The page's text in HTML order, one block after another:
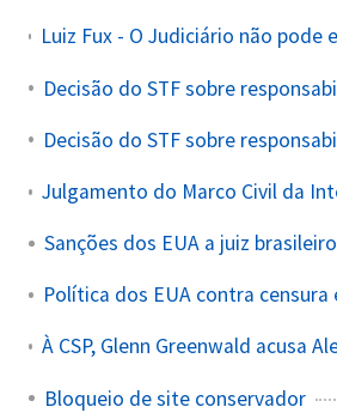
Sanções dos EUA a juiz brasileiro
Bloqueio de site conservador